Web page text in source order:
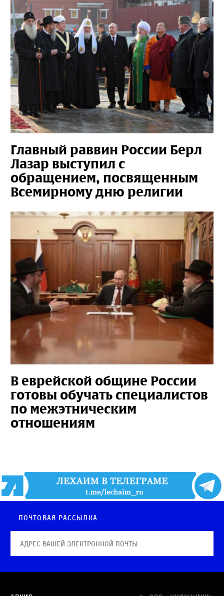
Главный раввин России Берл
Лазар выступил c
обращением, посвященным
Всемирному дню религии
В еврейской общине России
готовы обучать специалистов
по межэтническим
отношениям
Почтовая рассылка